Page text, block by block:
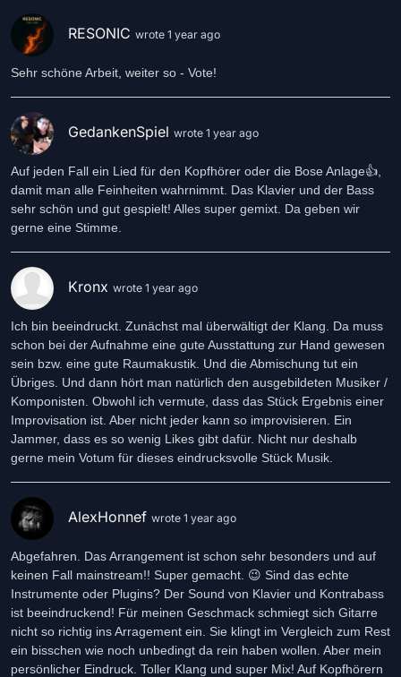
RESONIC wrote 1 year ago
Sehr schöne Arbeit, weiter so - Vote!
GedankenSpiel wrote 1 year ago
Auf jeden Fall ein Lied für den Kopfhörer oder die Bose Anlage👍,
damit man alle Feinheiten wahrnimmt. Das Klavier und der Bass
sehr schön und gut gespielt! Alles super gemixt. Da geben wir
gerne eine Stimme.
Kronx wrote 1 year ago
Ich bin beeindruckt. Zunächst mal überwältigt der Klang. Da muss
schon bei der Aufnahme eine gute Ausstattung zur Hand gewesen
sein bzw. eine gute Raumakustik. Und die Abmischung tut ein
Übriges. Und dann hört man natürlich den ausgebildeten Musiker /
Komponisten. Obwohl ich vermute, dass das Stück Ergebnis einer
Improvisation ist. Aber nicht jeder kann so improvisieren. Ein
Jammer, dass es so wenig Likes gibt dafür. Nicht nur deshalb
gerne mein Votum für dieses eindrucksvolle Stück Musik.
AlexHonnef wrote 1 year ago
Abgefahren. Das Arrangement ist schon sehr besonders und auf
keinen Fall mainstream!! Super gemacht. 😉 Sind das echte
Instrumente oder Plugins? Der Sound von Klavier und Kontrabass
ist beeindruckend! Für meinen Geschmack schmiegt sich Gitarre
nicht so richtig ins Arragement ein. Sie klingt im Vergleich zum Rest
ein bisschen wie noch unbedingt da rein haben wollen. Aber mein
persönlicher Eindruck. Toller Klang und super Mix! Auf Kopfhörern